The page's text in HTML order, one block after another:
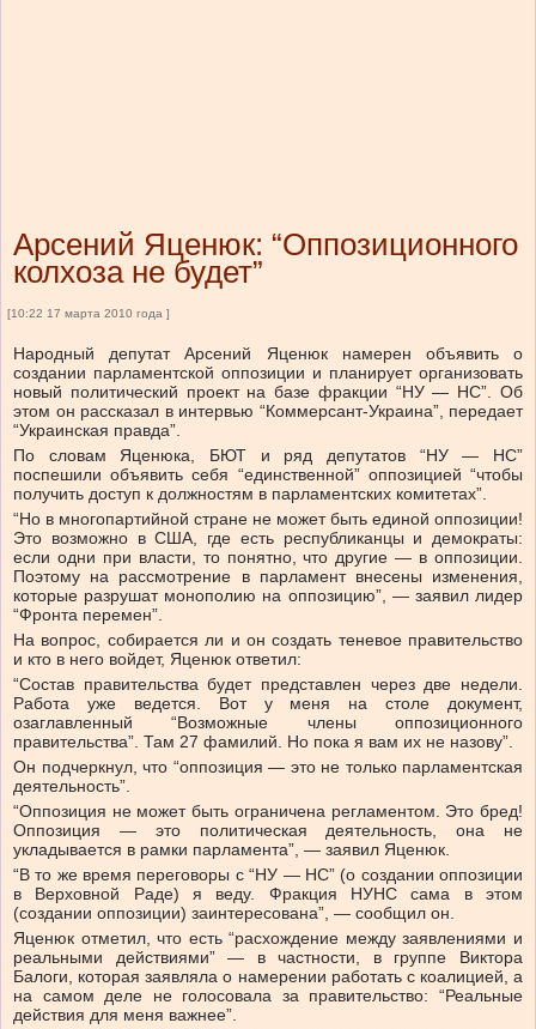
Арсений Яценюк: “Оппозиционного
колхоза не будет”
[10:22 17 марта 2010 года ]
Народный депутат Арсений Яценюк намерен объявить о
создании парламентской оппозиции и планирует организовать
новый политический проект на базе фракции “НУ — НС”. Об
этом он рассказал в интервью “Коммерсант-Украина”, передает
“Украинская правда”.
По словам Яценюка, БЮТ и ряд депутатов “НУ — НС”
поспешили объявить себя “единственной” оппозицией “чтобы
получить доступ к должностям в парламентских комитетах”.
“Но в многопартийной стране не может быть единой оппозиции!
Это возможно в США, где есть республиканцы и демократы:
если одни при власти, то понятно, что другие — в оппозиции.
Поэтому на рассмотрение в парламент внесены изменения,
которые разрушат монополию на оппозицию”, — заявил лидер
“Фронта перемен”.
На вопрос, собирается ли и он создать теневое правительство
и кто в него войдет, Яценюк ответил:
“Состав правительства будет представлен через две недели.
Работа уже ведется. Вот у меня на столе документ,
озаглавленный “Возможные члены оппозиционного
правительства”. Там 27 фамилий. Но пока я вам их не назову”.
Он подчеркнул, что “оппозиция — это не только парламентская
деятельность”.
“Оппозиция не может быть ограничена регламентом. Это бред!
Оппозиция — это политическая деятельность, она не
укладывается в рамки парламента”, — заявил Яценюк.
“В то же время переговоры с “НУ — НС” (о создании оппозиции
в Верховной Раде) я веду. Фракция НУНС сама в этом
(создании оппозиции) заинтересована”, — сообщил он.
Яценюк отметил, что есть “расхождение между заявлениями и
реальными действиями” — в частности, в группе Виктора
Балоги, которая заявляла о намерении работать с коалицией, а
на самом деле не голосовала за правительство: “Реальные
действия для меня важнее”.